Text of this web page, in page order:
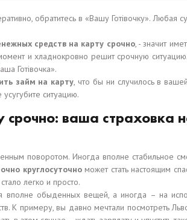
обратитесь в «Вашу Готівочку». Любая
средств на карту срочно, - значит
и хладнокровно решит срочную
Готівочка».
займ на карту, что бы ни случилось в
ситуацию.
ваша страховка
поворотом. Иногда вполне стабильное
круглосуточноможет стать настоящим
легко и просто.
вполне обыденных вещей, а иногда – на
К примеру, вы давно мечтали посмотреть